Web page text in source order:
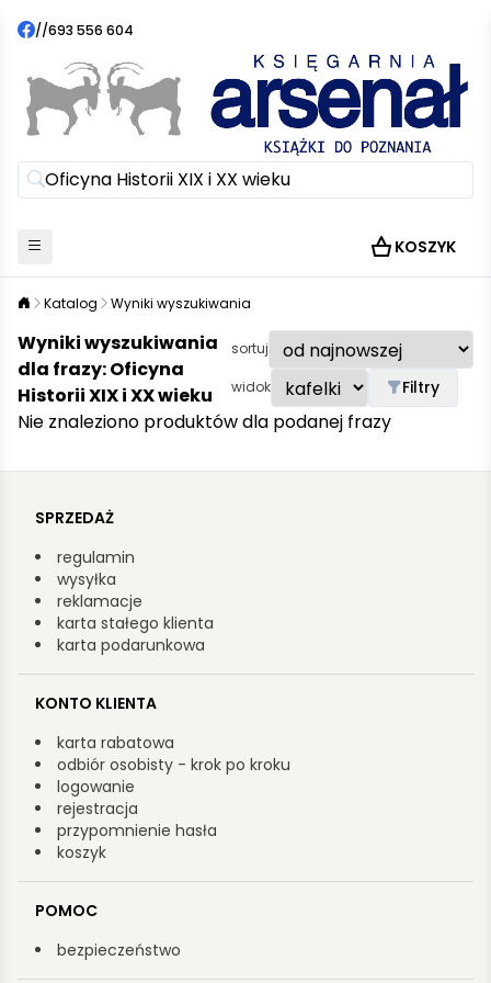
//693 556 604
KOSZYK
Katalog Wyniki wyszukiwania
Wyniki wyszukiwania
dla frazy: Oficyna
Historii XIX i XX wieku
sortuj
widok Filtry
Nie znaleziono produktów dla podanej frazy
SPRZEDAŻ
regulamin
wysyłka
reklamacje
karta stałego klienta
karta podarunkowa
KONTO KLIENTA
karta rabatowa
odbiór osobisty - krok po kroku
logowanie
rejestracja
przypomnienie hasła
koszyk
POMOC
bezpieczeństwo